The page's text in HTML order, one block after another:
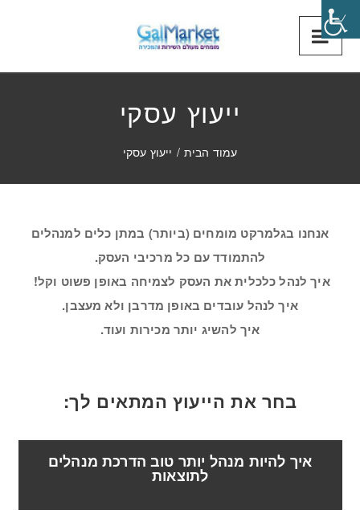
ייעוץ עסקי
עמוד הבית / ייעוץ עסקי
אנחנו בגלמרקט מומחים (ביותר) במתן כלים למנהלים
להתמודד עם כל מרכיבי העסק.
איך לנהל כלכלית את העסק לצמיחה באופן פשוט וקל!
איך לנהל עובדים באופן מדרבן ולא מעצבן.
איך להשיג יותר מכירות ועוד.
בחר את הייעוץ המתאים לך:
איך להיות מנהל יותר טוב הדרכת מנהלים
לתוצאות